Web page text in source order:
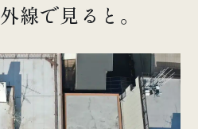
線で見ると。